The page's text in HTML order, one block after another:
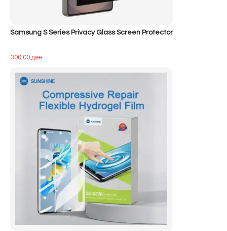
Samsung S Series Privacy Glass Screen Protector
300,00ден